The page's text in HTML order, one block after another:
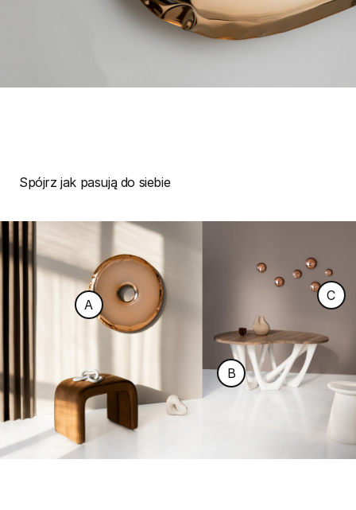
Spójrz jak pasują do siebie
A
B
C